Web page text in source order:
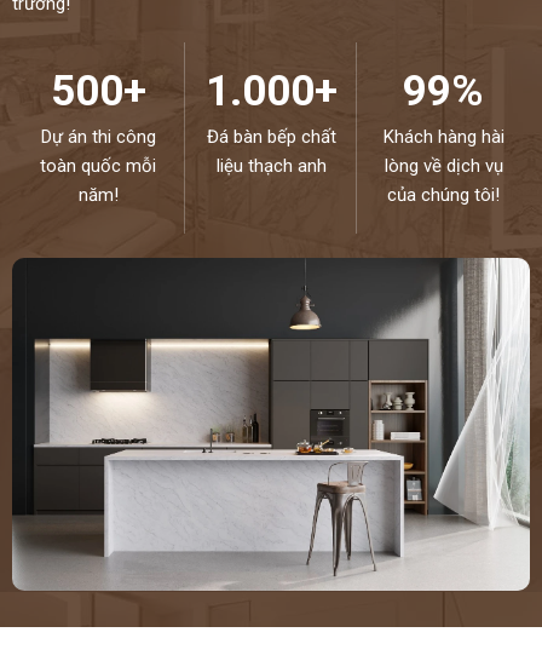
ĐƯỢC PHỤC VỤ QUÝ KHÁCH – HOTLINE:
0972101656 -
0946916986
500+
Dự án thi công
toàn quốc mỗi
năm!
1.000+
Đá bàn bếp chất
liệu thạch anh
99%
Khách hàng hài
lòng về dịch vụ
của chúng tôi!